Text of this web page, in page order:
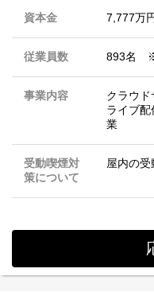
資本金 7,777万
従業員数 893名 ※
事業内容
クラウド
ライブ
業
受動喫煙対
策について
屋内の受